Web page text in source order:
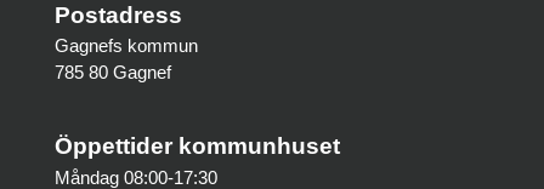
Postadress
Gagnefs kommun
785 80 Gagnef
Öppettider kommunhuset
Måndag 08:00-17:30